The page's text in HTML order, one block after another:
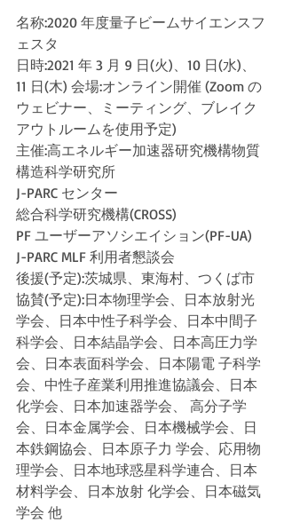
名称:2020 年度量子ビームサイエンスフ
ェスタ
日時:2021 年 3 月 9 日(火)、10 日(水)、
11 日(木) 会場:オンライン開催 (Zoom の
ウェビナー、ミーティング、ブレイク
アウトルームを使用予定)
主催:高エネルギー加速器研究機構物質
構造科学研究所
J-PARC センター
総合科学研究機構(CROSS)
PF ユーザーアソシエイション(PF-UA)
J-PARC MLF 利用者懇談会
後援(予定):茨城県、東海村、つくば市
協賛(予定):日本物理学会、日本放射光
学会、日本中性子科学会、日本中間子
科学会、日本結晶学会、日本高圧力学
会、日本表面科学会、日本陽電 子科学
会、中性子産業利用推進協議会、日本
化学会、日本加速器学会、 高分子学
会、日本金属学会、日本機械学会、日
本鉄鋼協会、日本原子力 学会、応用物
理学会、日本地球惑星科学連合、日本
材料学会、日本放射 化学会、日本磁気
学会 他